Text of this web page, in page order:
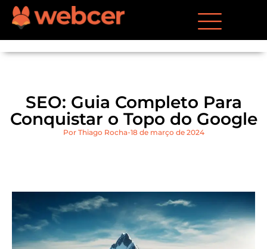
SEO: Guia Completo Para
Conquistar o Topo do Google
PorThiago Rocha 18 de março de 2024